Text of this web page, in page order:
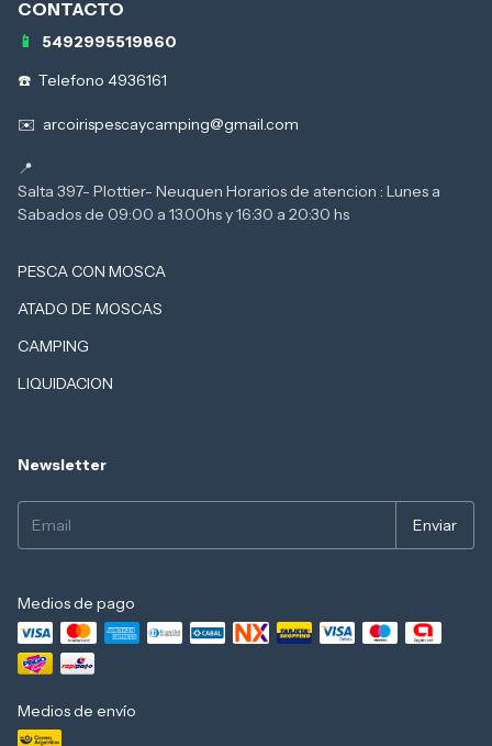
5492995519860
Telefono 4936161
arcoirispescaycamping@gmail.com
Salta 397- Plottier- Neuquen Horarios de atencion : Lunes a
PESCA CON MOSCA
ATADO DE MOSCAS
CAMPING
LIQUIDACION
Newsletter
Medios de pago
Medios de envío